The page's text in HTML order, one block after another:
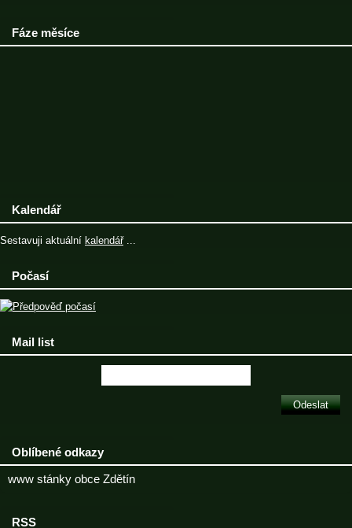
Fáze měsíce
Kalendář
Sestavuji aktuální kalendář...
Počasí
Mail list
Oblíbené odkazy
www stánky obce Zdětín
RSS